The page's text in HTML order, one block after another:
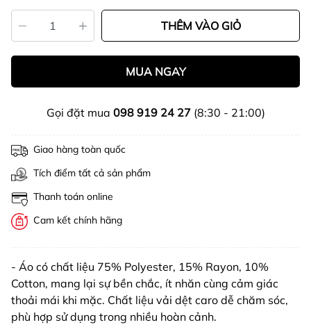
THÊM VÀO GIỎ
MUA NGAY
Gọi đặt mua 098 919 24 27(8:30 - 21:00)
Giao hàng toàn quốc
Tích điểm tất cả sản phẩm
Thanh toán online
Cam kết chính hãng
- Áo có chất liệu 75% Polyester, 15% Rayon, 10%
Cotton, mang lại sự bền chắc, ít nhăn cùng cảm giác
thoải mái khi mặc. Chất liệu vải dệt caro dễ chăm sóc,
phù hợp sử dụng trong nhiều hoàn cảnh.